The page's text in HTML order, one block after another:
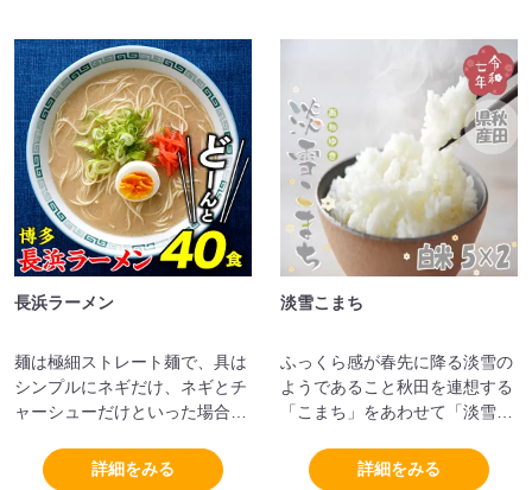
長浜ラーメン
麺は極細ストレート麺で、具は
シンプルにネギだけ、ネギとチ
ャーシューだけといった場合が
詳細をみる
淡雪こまち
ふっくら感が春先に降る淡雪の
ようであること秋田を連想する
「こまち」をあわせて「淡雪こ
米とうるち米の中間の性質をも
詳細をみる